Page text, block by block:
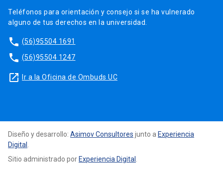
Teléfonos para orientación y consejo si se ha vulnerado
alguno de tus derechos en la universidad.
phone (56)95504 1691
phone (56)95504 1247
launch Ir a la Oficina de Ombuds UC
Diseño y desarrollo: Asimov Consultores junto a Experiencia
Digital
Sitio administrado por Experiencia Digital